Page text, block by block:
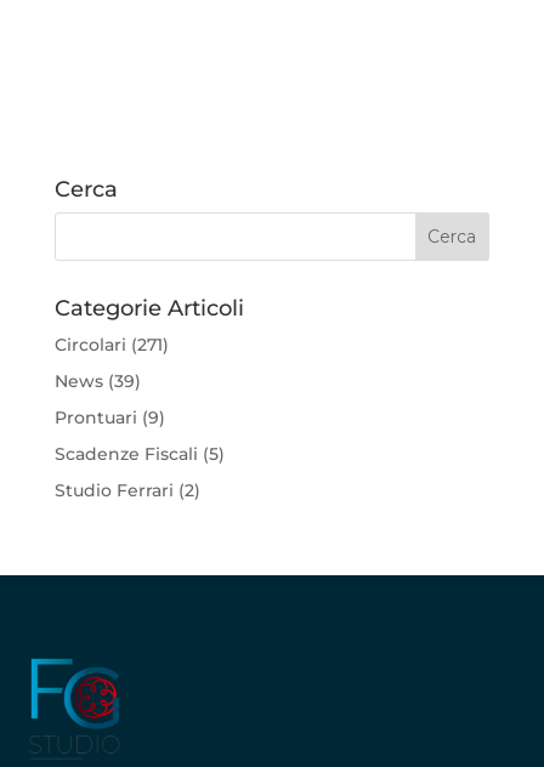
Cerca
Categorie Articoli
Circolari (271)
News(39)
Prontuari (9)
Scadenze Fiscali (5)
Studio Ferrari (2)